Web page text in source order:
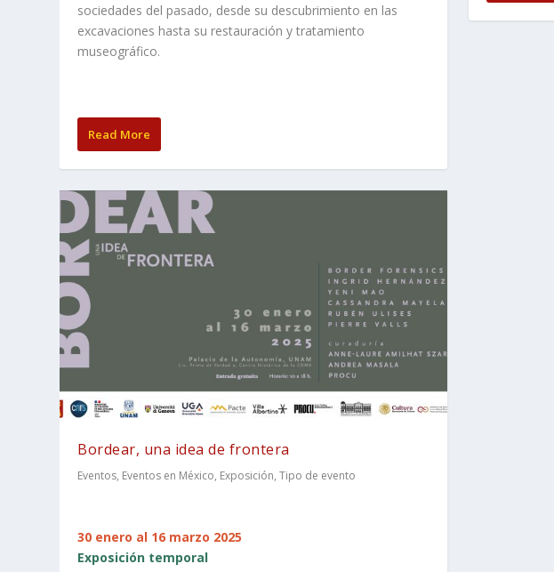
sociedades del pasado, desde su descubrimiento en las
excavaciones hasta su restauración y tratamiento
museográfico.
Read More
Bordear, una idea de frontera
Eventos, Eventos en México, Exposición,Tipo de evento
30 enero al 16 marzo 2025
Exposición temporal